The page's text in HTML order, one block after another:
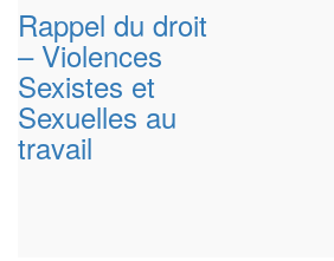
Rappel du droit
– Violences
Sexistes et
Sexuelles au
travail